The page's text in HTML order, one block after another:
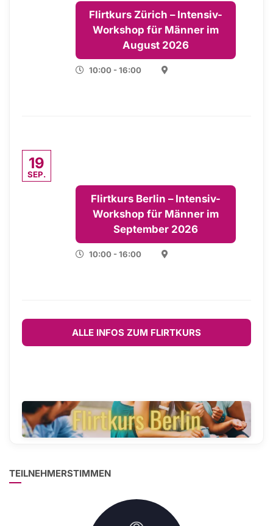
Flirtkurs Zürich – Intensiv-
Workshop für Männer im
August 2026
10:00 - 16:00
19
SEP.
Flirtkurs Berlin – Intensiv-
Workshop für Männer im
September 2026
10:00 - 16:00
ALLE INFOS ZUM FLIRTKURS
TEILNEHMERSTIMMEN